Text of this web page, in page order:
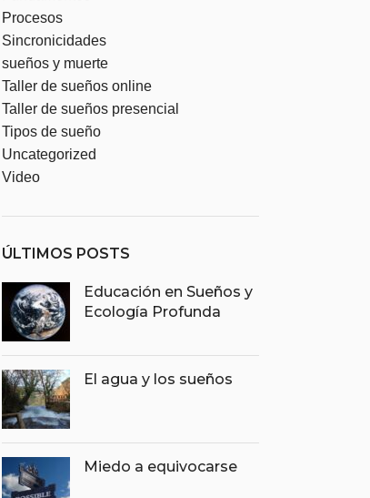
Procesos
Sincronicidades
sueños y muerte
Taller de sueños online
Taller de sueños presencial
Tipos de sueño
Uncategorized
Video
ÚLTIMOS POSTS
Educación en Sueños y
Ecología Profunda
El agua y los sueños
Miedo a equivocarse